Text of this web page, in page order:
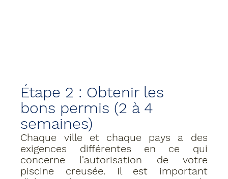
Étape 2 : Obtenir les
bons permis (2 à 4
semaines)
Chaque ville et chaque pays a des
exigences différentes en ce qui
concerne l'autorisation de votre
piscine creusée. Il est important